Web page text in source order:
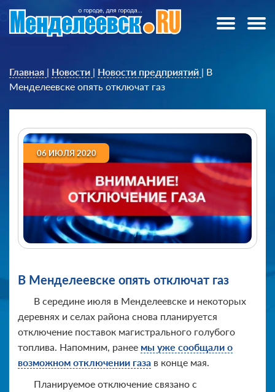
Главная | Новости | Новости предприятий | В
Менделеевске опять отключат газ
06 ИЮЛЯ 2020
В Менделеевске опять отключат газ
В середине июля в Менделеевске и некоторых
деревнях и селах района снова планируется
отключение поставок магистрального голубого
топлива. Напомним, ранее мы уже сообщали о
возможном отключении газа в конце мая.
Планируемое отключение связано с